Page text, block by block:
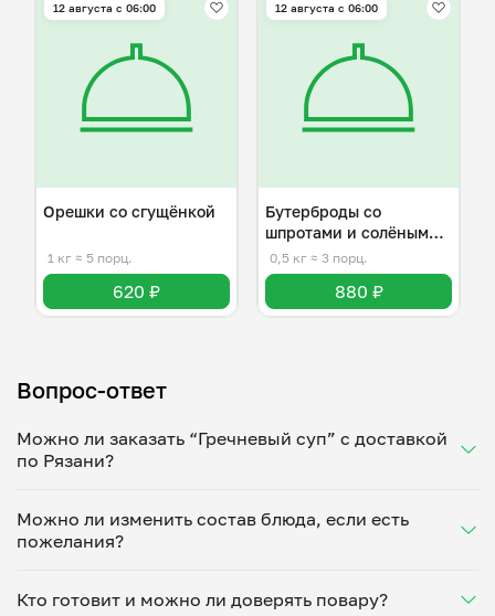
12 августа с 06:00
Орешки со сгущёнкой
1 кг ≈ 5 порц.
620 ₽
12 августа с 06:00
Бутерброды со
шпротами и солёным
огурцом
0,5 кг ≈ 3 порц.
880 ₽
Вопрос-ответ
Можно ли заказать “Гречневый суп” с доставкой
по Рязани?
Укажите удобное время — и получите свежее
домашнее блюдо в большой порции прямо с плиты.
минут. Статус заказа отслеживайте в личном
кабинете, а с поваром можно связаться напрямую в
Можно ли изменить состав блюда, если есть
пожелания?
ваши предпочтения: уберет специи, снизит
Кто готовит и можно ли доверять повару?